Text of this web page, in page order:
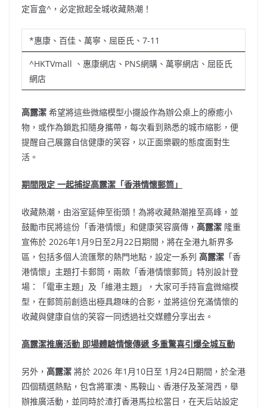
定盲盒^，必定掀起全城收藏熱潮！
*惠康、百佳、萬寧、屈臣氏、7-11
^HKTVmall 、惠康網店、PNS網購、萬寧網店、屈臣氏
網店
高露潔 希望將這些微縮模型小擺設作為辦公桌上的療癒小
物，或作為鎖匙扣隨身攜帶，每次看到熟悉的城市縮影，便
提醒自己展露自信健康的笑容，以正面樂觀的態度面對生
活。
期間限定 一起捕捉高露潔「香港情懷郵筒」
收藏熱潮，由浴室延伸至街頭！為將收藏熱潮推至高峰，並
鼓勵市民將這份「香港情懷」和健康笑容廣傳， 高露潔 隆重
宣佈於 2026年1月9日至2月22日期間，將在全港九新界多
區，包括多個人流匯聚的熱門地點，設定一系列 高露潔 「香
港情懷」主題打卡郵筒，兩款「香港情懷郵筒」特別設計登
場：「電車主題」及「維港主題」，大家可手持盲盒微縮模
型，在郵筒前創造出極具趣味的合影，並將這份充滿情懷的
收藏與健康自信的笑容一同透過社交媒體分享出去。
高露潔推廣活動 即場體驗情懷傳遞 多重驚喜引爆全城互動
另外， 高露潔 將於 2026 年1月10日至 1月24日期間，於全港
四個精選熱點，包含將軍澳、馬鞍山、香港仔及荃灣西，舉
辦推廣活動，並同時於渣打香港馬拉松當日，在天后站設定